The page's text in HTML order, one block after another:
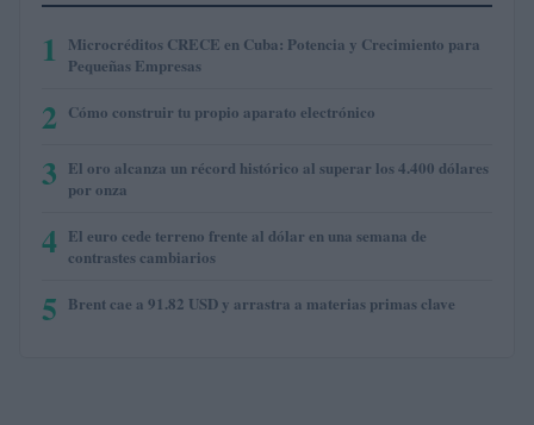
1
Microcréditos CRECE en Cuba: Potencia y Crecimiento para
Pequeñas Empresas
2 Cómo construir tu propio aparato electrónico
3 El oro alcanza un récord histórico al superar los 4.400 dólares
por onza
4 El euro cede terreno frente al dólar en una semana de
contrastes cambiarios
5 Brent cae a 91.82 USD y arrastra a materias primas clave